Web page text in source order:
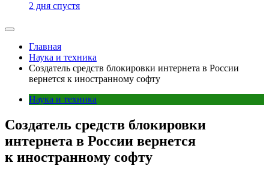
2 дня спустя
Главная
Наука и техника
Создатель средств блокировки интернета в России
вернется к иностранному софту
Наука и техника
Создатель средств блокировки
интернета в России вернется
к иностранному софту